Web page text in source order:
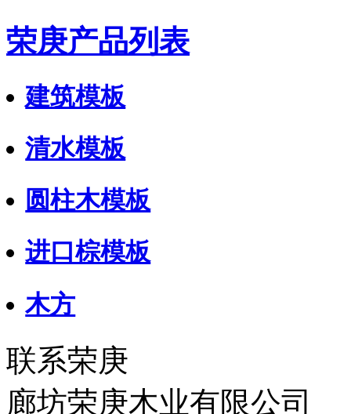
荣庚产品列表
建筑模板
清水模板
圆柱木模板
进口棕模板
木方
联系荣庚
廊坊荣庚木业有限公司